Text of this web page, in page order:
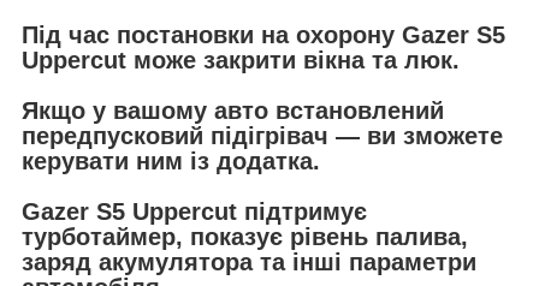
Під час постановки на охорону Gazer S5
Uppercut може закрити вікна та люк.
Якщо у вашому авто встановлений
передпусковий підігрівач — ви зможете
керувати ним із додатка.
Gazer S5 Uppercut підтримує
турботаймер, показує рівень палива,
заряд акумулятора та інші параметри